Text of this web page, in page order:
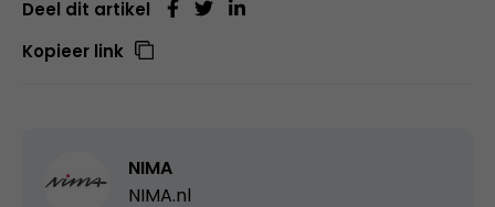
Deel dit artikel
Kopieer link
NIMA
NIMA.nl